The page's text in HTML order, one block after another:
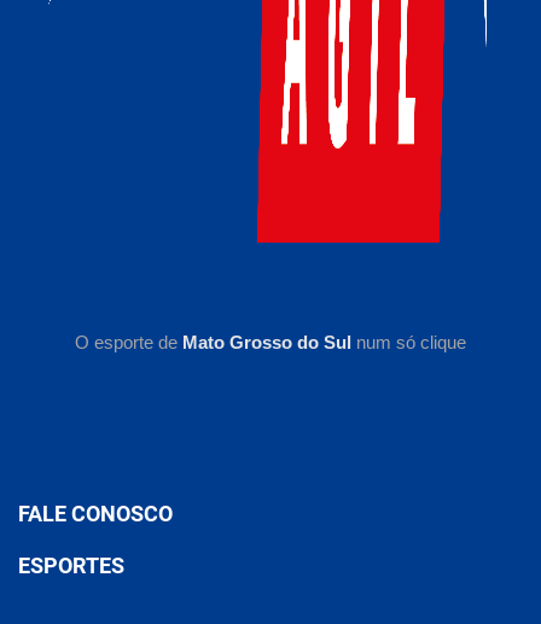
O esporte de Mato Grosso do Sul num só clique
FALE CONOSCO
ESPORTES